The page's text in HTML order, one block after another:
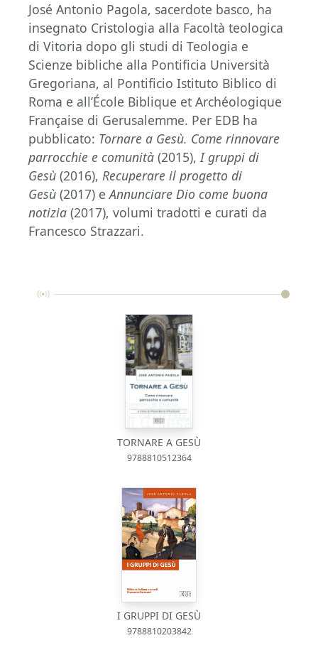
José Antonio Pagola, sacerdote basco, ha
insegnato Cristologia alla Facoltà teologica
di Vitoria dopo gli studi di Teologia e
Scienze bibliche alla Pontificia Università
Gregoriana, al Pontificio Istituto Biblico di
Roma e all’École Biblique et Archéologique
Française di Gerusalemme. Per EDB ha
pubblicato: Tornare a Gesù. Come rinnovare
parrocchie e comunità (2015),I gruppi di
Gesù (2016), Recuperare il progetto di
Gesù (2017) eAnnunciare Dio come buona
notizia (2017), volumi tradotti e curati da
Francesco Strazzari.
TORNARE A GESÙ
9788810512364
I GRUPPI DI GESÙ
9788810203842